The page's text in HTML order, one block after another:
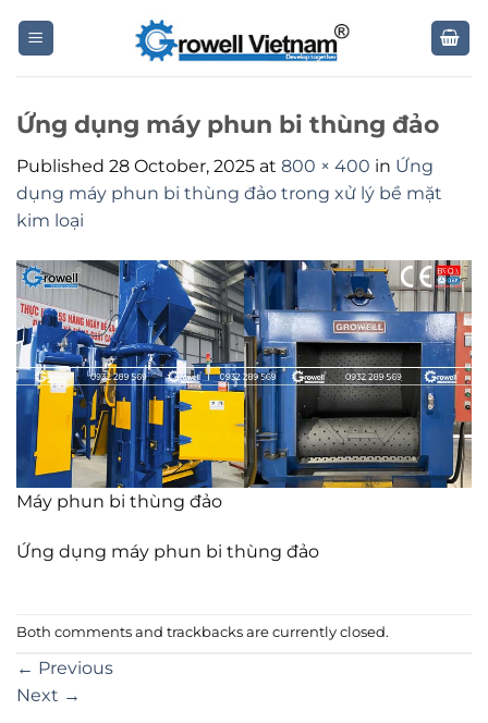
Ứng dụng máy phun bi thùng đảo
Published 28 October, 2025 at 800 × 400 in Ứng
dụng máy phun bi thùng đảo trong xử lý bề mặt
kim loại
Máy phun bi thùng đảo
Ứng dụng máy phun bi thùng đảo
Both comments and trackbacks are currently closed.
← Previous
Next →